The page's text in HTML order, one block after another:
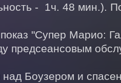
-  1ч. 48 мин.).
"Супер Марио:
предсеансовым
Боузером и